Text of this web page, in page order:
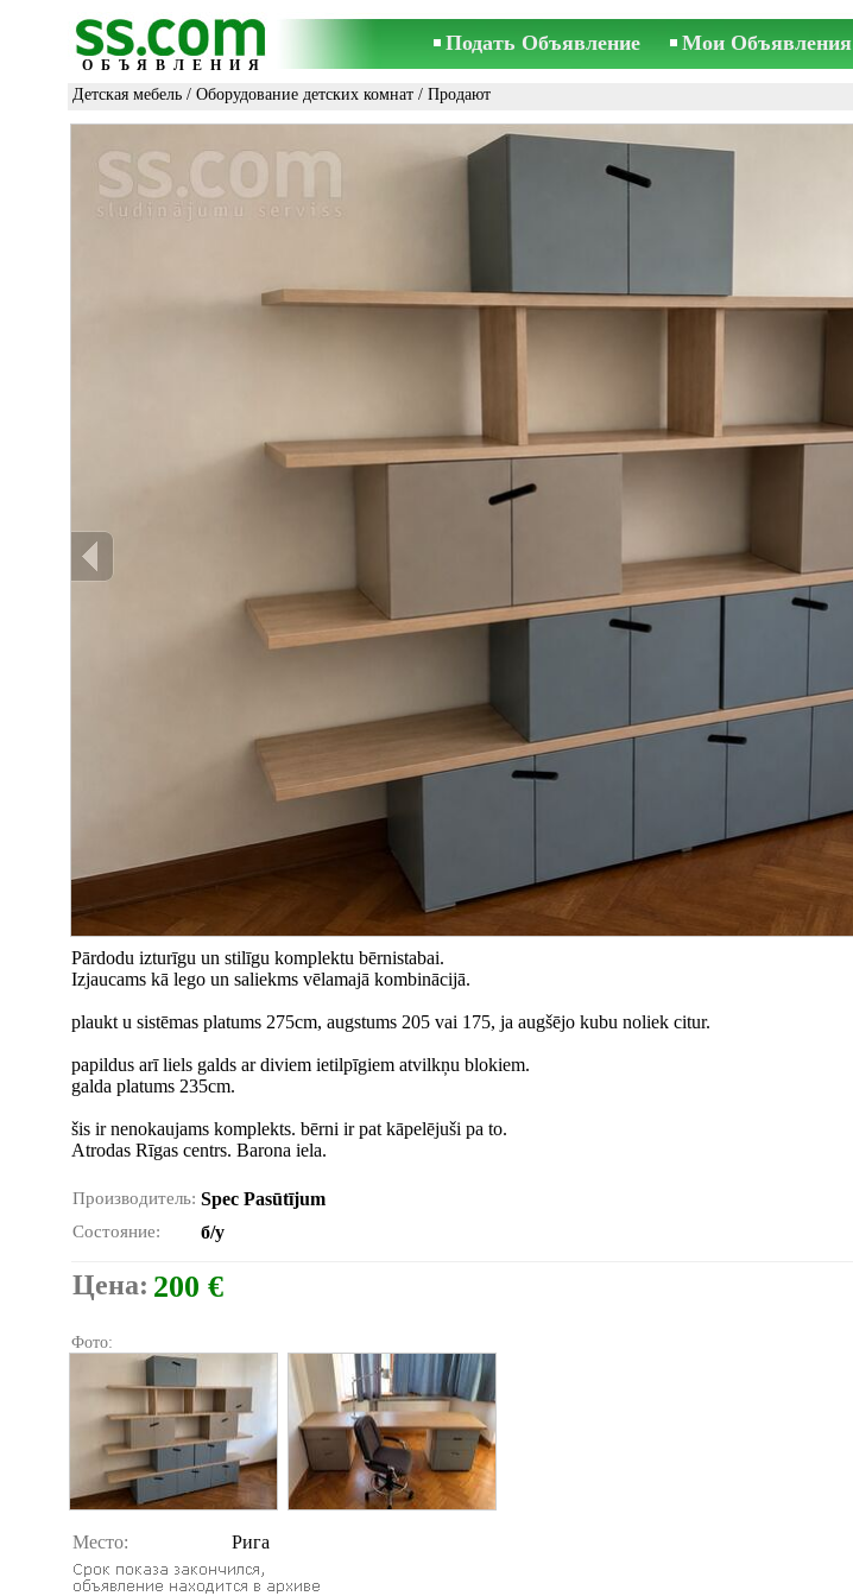
ОБЪЯВЛЕНИЯ
Подать Объявление Мои Объявления
Детская мебель / Оборудование детских комнат / Продают
Pārdodu izturīgu un stilīgu komplektu bērnistabai.
Izjaucams kā lego un saliekms vēlamajā kombinācijā.
plaukt u sistēmas platums 275cm, augstums 205 vai 175, ja augšējo kubu noliek citur.
papildus arī liels galds ar diviem ietilpīgiem atvilkņu blokiem.
galda platums 235cm.
šis ir nenokaujams komplekts. bērni ir pat kāpelējuši pa to.
Atrodas Rīgas centrs. Barona iela.
Производитель: Spec Pasūtījum
Состояние: б/у
Цена: 200 €
Фото:
Место: Рига